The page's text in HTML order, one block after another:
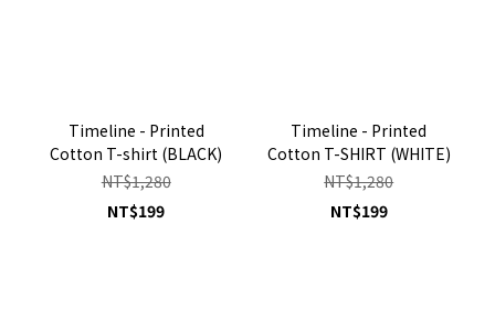
Timeline - Printed
Cotton T-shirt (BLACK)
NT$1,280
NT$199
Timeline - Printed
Cotton T-SHIRT (WHITE)
NT$1,280
NT$199